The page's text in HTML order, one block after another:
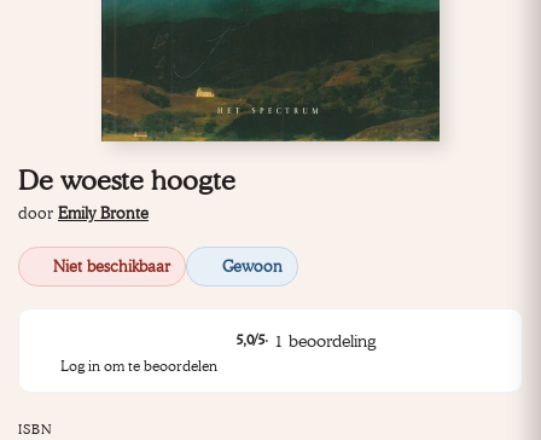
De woeste hoogte
door Emily Bronte
Niet beschikbaar Gewoon
5,0/5· 1 beoordeling
Log in om te beoordelen
ISBN